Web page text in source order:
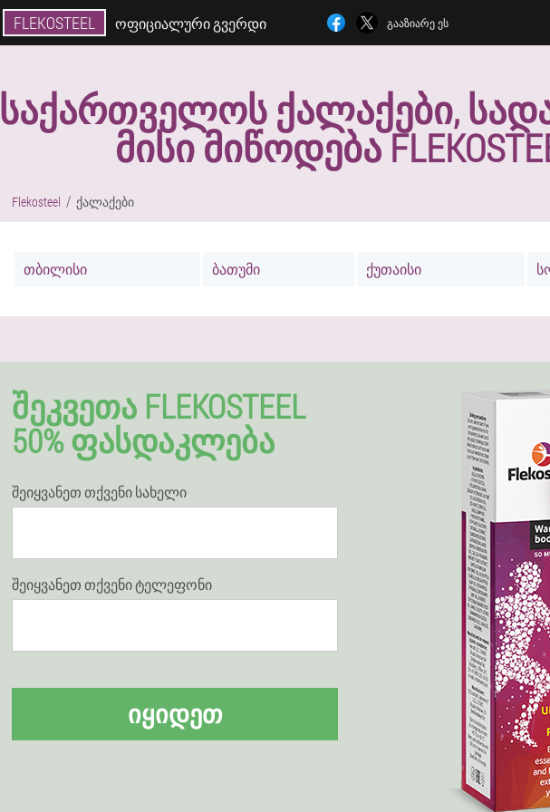
FLEKOSTEEL ᲝᲤᲘᲪᲘᲐᲚᲣᲠᲘ ᲒᲕᲔᲠᲓᲘ ᲒᲐᲐᲖᲘᲐᲠᲔ ᲔᲡ
ᲡᲐᲥᲐᲠᲗᲕᲔᲚᲝᲡ ᲥᲐᲚᲐᲥᲔᲑᲘ,
ᲛᲘᲡᲘ ᲛᲘᲬᲝᲓᲔᲑᲐ
Flekosteel ქალაქები
თბილისი ბათუმი ქუთაისი
ᲨᲔᲙᲕᲔᲗᲐ FLEKOSTEEL
50% ᲤᲐᲡᲓᲐᲙᲚᲔᲑᲐ
შეიყვანეთ თქვენი სახელი
შეიყვანეთ თქვენი ტელეფონი
ᲘᲧᲘᲓᲔᲗ